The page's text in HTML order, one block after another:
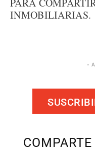
PARA
INMOBILIARIAS.
-